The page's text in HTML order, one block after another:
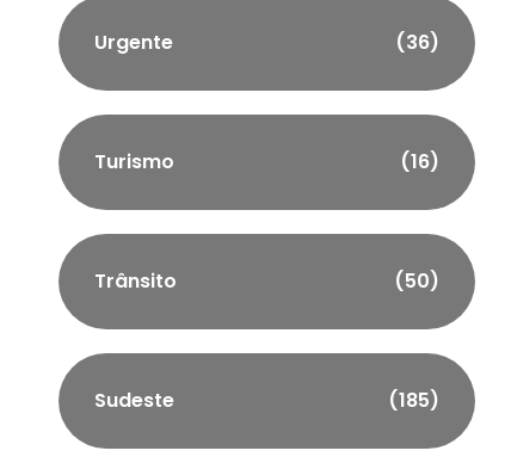
Urgente (36)
Turismo (16)
Trânsito (50)
Sudeste (185)